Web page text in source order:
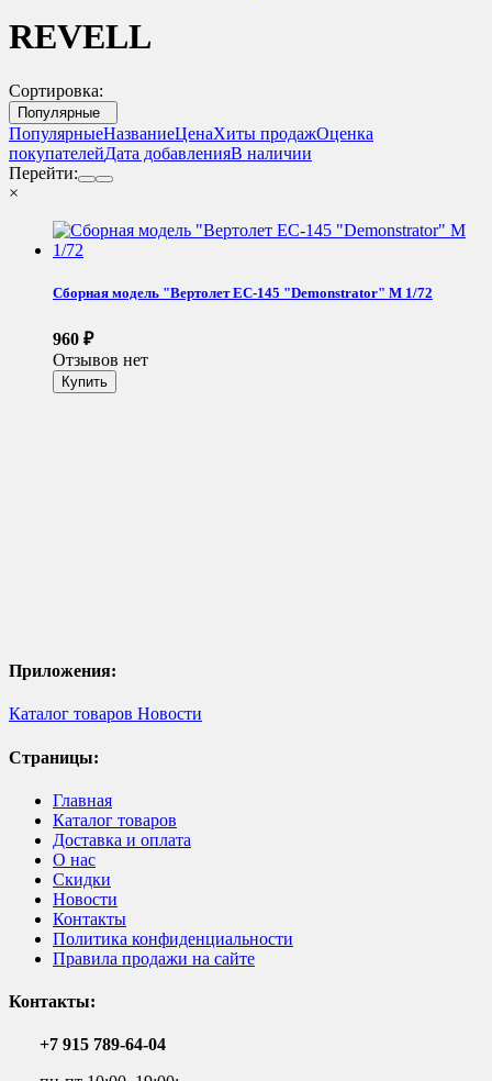
REVELL
Сортировка:
Популярные
ПопулярныеНазваниеЦенаХиты продажОценка
покупателейДата добавленияВ наличии
Перейти:
×
Сборная модель "Вертолет EC-145 "Demonstrator" М 1/72
960 ₽
Отзывов нет
Приложения:
Каталог товаров Новости
Страницы:
Главная
Каталог товаров
Доставка и оплата
О нас
Скидки
Новости
Контакты
Политика конфиденциальности
Правила продажи на сайте
Контакты:
+7 915 789-64-04